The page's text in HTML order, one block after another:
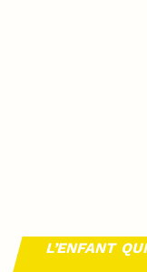
L’ENFANT